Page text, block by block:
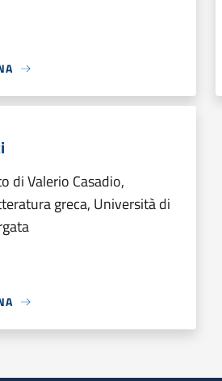
di Valerio Casadio,
greca, Università di